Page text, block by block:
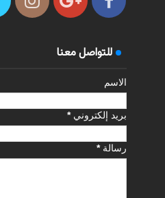
للتواصل معنا
الاسم
بريد إلكتروني*
رسالة*